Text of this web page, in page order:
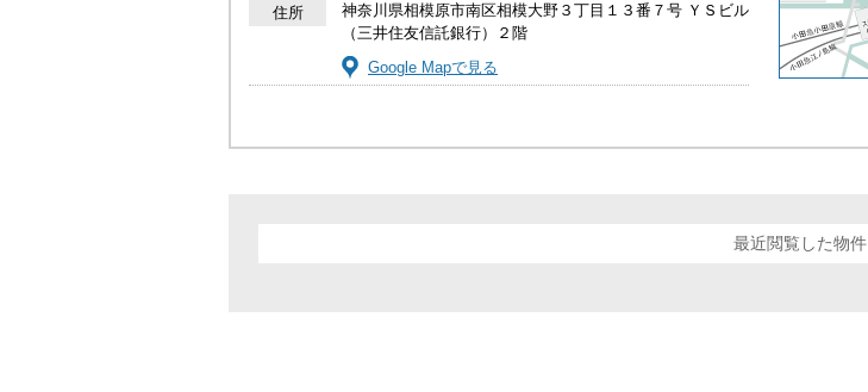
住所
神奈川県相模原市南区相模大野３丁目１３番７号 ＹＳビル
（三井住友信託銀行）２階
Google Mapで見る
最近閲覧した物件